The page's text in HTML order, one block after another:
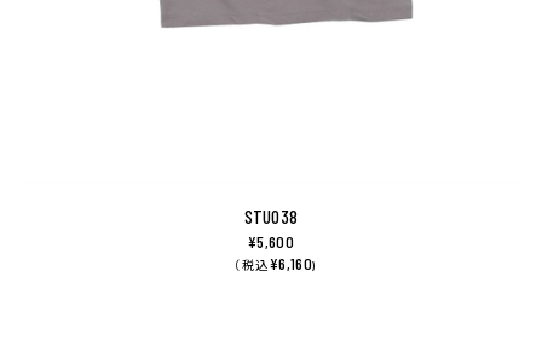
STU038
¥5,600
（ 税込¥6,160)